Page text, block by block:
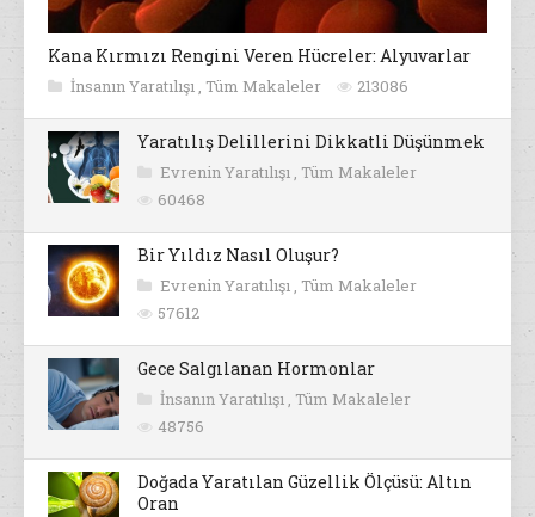
Kana Kırmızı Rengini Veren Hücreler: Alyuvarlar
İnsanın Yaratılışı , Tüm Makaleler 213086
Yaratılış Delillerini Dikkatli Düşünmek
Evrenin Yaratılışı , Tüm Makaleler
60468
Bir Yıldız Nasıl Oluşur?
Evrenin Yaratılışı , Tüm Makaleler
57612
Gece Salgılanan Hormonlar
İnsanın Yaratılışı , Tüm Makaleler
48756
Doğada Yaratılan Güzellik Ölçüsü: Altın
Oran